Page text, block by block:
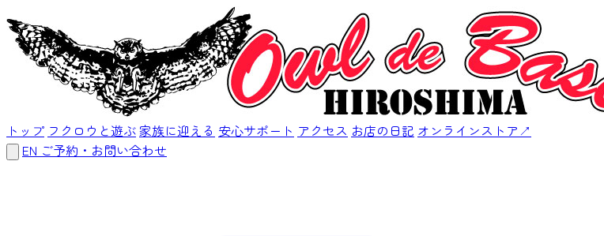
トップ フクロウと遊ぶ家族に迎える 安心サポート アクセス お店の日記 オンラインストア ↗
EN ご予約・お問い合わせ